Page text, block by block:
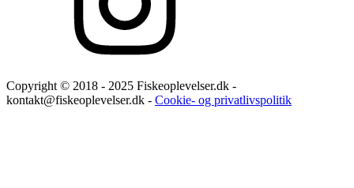
Copyright © 2018 - 2025 Fiskeoplevelser.dk -
kontakt@fiskeoplevelser.dk - Cookie- og privatlivspolitik